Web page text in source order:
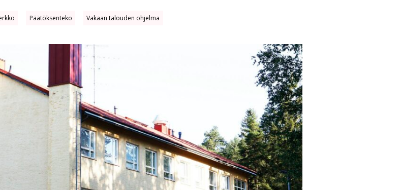
Päätöksenteko Vakaan talouden ohjelma